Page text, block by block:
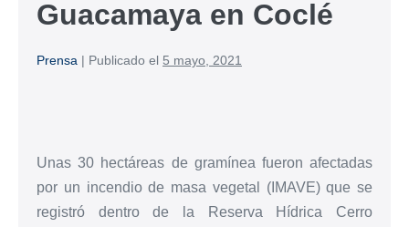
Guacamaya en Coclé
Prensa | Publicado el 5 mayo, 2021
Unas 30 hectáreas de gramínea fueron afectadas
por un incendio de masa vegetal (IMAVE) que se
registró dentro de la Reserva Hídrica Cerro